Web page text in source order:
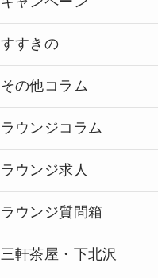
すすきの
その他コラム
ラウンジコラム
ラウンジ求人
ラウンジ質問箱
三軒茶屋・下北沢